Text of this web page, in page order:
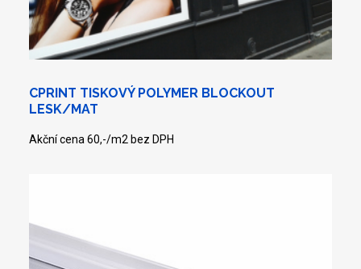
CPRINT TISKOVÝ POLYMER BLOCKOUT
LESK/MAT
Akční cena 60,-/m2 bez DPH